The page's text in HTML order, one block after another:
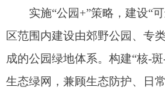
市“毛细血管”，通过治理堵点接通“断
城市面貌，推动城市高质量发展。
（五）城市风貌分区及色彩引导
1、风貌分区